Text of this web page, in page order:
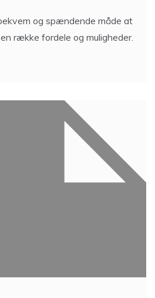
og spændende måde at
række fordele og muligheder.